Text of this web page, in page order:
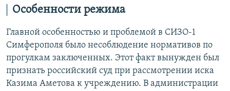
Особенности режима
Главной особенностью и проблемой в СИЗО-1
Симферополя было несоблюдение нормативов по
прогулкам заключенных. Этот факт вынужден был
признать российский суд при рассмотрении иска
Казима Аметова к учреждению. В администрации